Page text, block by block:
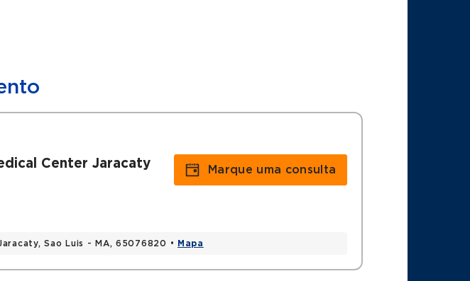
Center Jaracaty
Sao Luis - MA, 65076820 • Mapa
Marque uma consulta